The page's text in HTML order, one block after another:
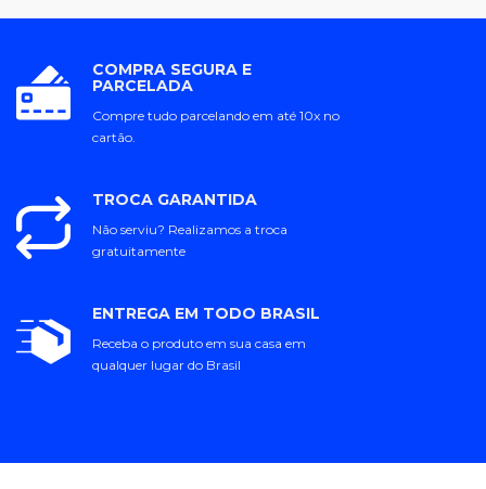
COMPRA SEGURA E
PARCELADA
Compre tudo parcelando em até 10x no
cartão.
TROCA GARANTIDA
Não serviu? Realizamos a troca
gratuitamente
ENTREGA EM TODO BRASIL
Receba o produto em sua casa em
qualquer lugar do Brasil